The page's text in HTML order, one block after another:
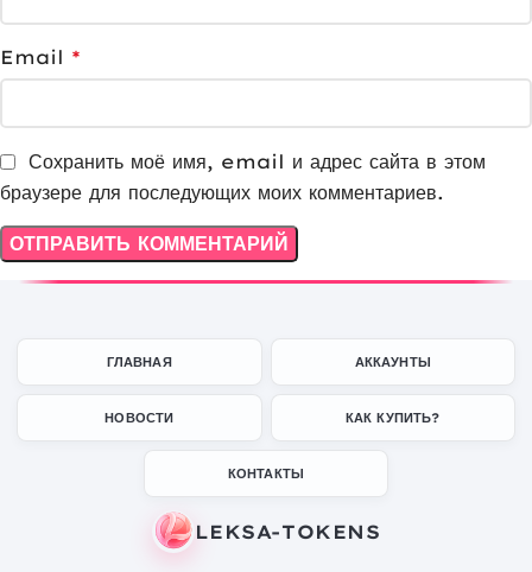
Email *
Сохранить моё имя, email и адрес сайта в этом
браузере для последующих моих комментариев.
ГЛАВНАЯ АККАУНТЫ
НОВОСТИ КАК КУПИТЬ?
КОНТАКТЫ